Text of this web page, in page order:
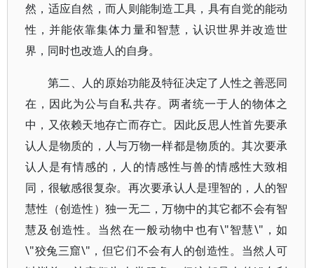
然，适应自然，而人则能制造工具，具有自觉的能动
性，并能依靠集体力量和智慧，认识世界并改造世
界，同时也改造人的自身。
第二、人的原始功能及特征决定了人性之善恶同
在，因此为公与自私共存。两者统一于人的物体之
中，又依赖天地存亡而存亡。因此反思人性首先要承
认人是物质的，人与万物一样都是物质的。其次要承
认人是有情感的，人的情感性与兽的情感性大致相
同，很敏感很复杂。再次要承认人是理智的，人的智
慧性（创造性）独一无二，万物中的其它都不会有智
慧及创造性。当然在一般动物中也有\"智慧\"，如
\"狡兔三窟\"，但它们不会有人的创造性。当然人可